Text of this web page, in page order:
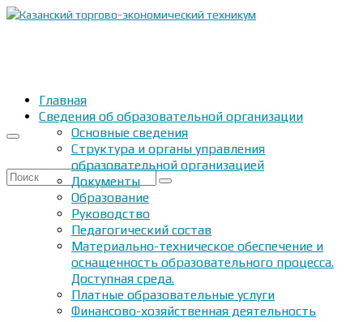
Искать:
Главная
Сведения об образовательной организации
Основные сведения
Структура и органы управления
образовательной организацией
Документы
Образование
Руководство
Педагогический состав
Материально-техническое обеспечение и
оснащенность образовательного процесса.
Доступная среда.
Платные образовательные услуги
Финансово-хозяйственная деятельность